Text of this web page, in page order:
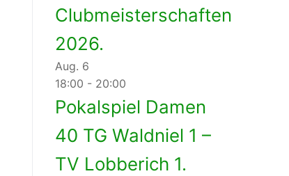
Clubmeisterschaften
2026.
Aug. 6
18:00 - 20:00
Pokalspiel Damen
40 TG Waldniel 1 –
TV Lobberich 1.